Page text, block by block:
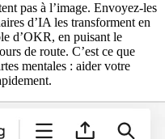
pas à l’image. Envoyez-les
d’IA les transforment en
d’OKR, en puisant le
de route. C’est ce que
mentales : aider votre